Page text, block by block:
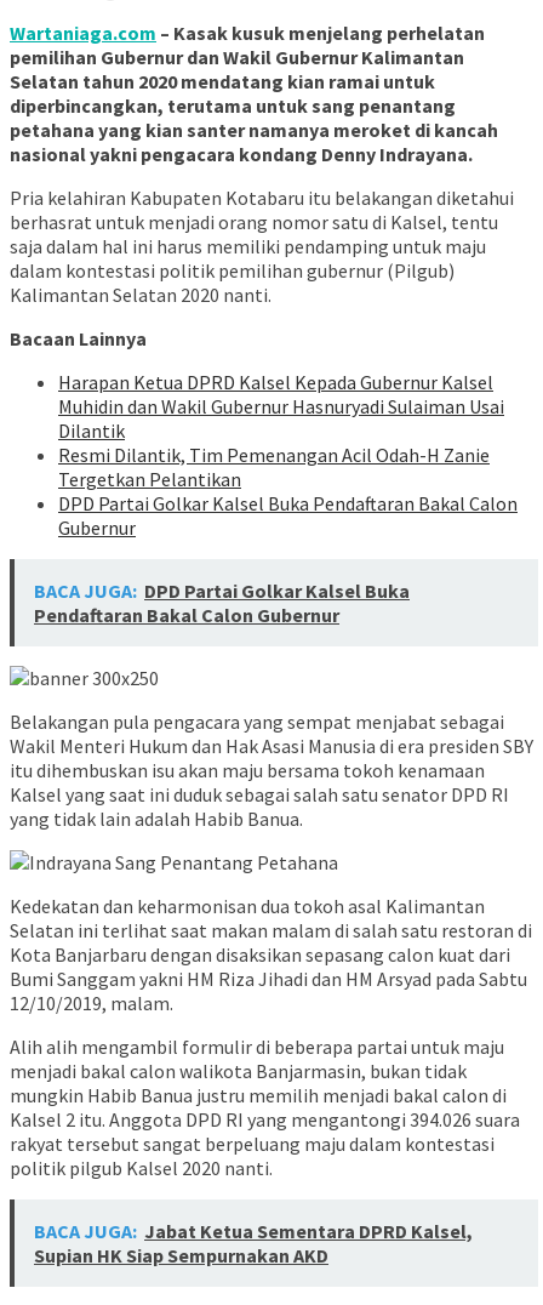
Wartaniaga.com – Kasak kusuk menjelang perhelatan
pemilihan Gubernur dan Wakil Gubernur Kalimantan
Selatan tahun 2020 mendatang kian ramai untuk
diperbincangkan, terutama untuk sang penantang
petahana yang kian santer namanya meroket di kancah
nasional yakni pengacara kondang Denny Indrayana.
Pria kelahiran Kabupaten Kotabaru itu belakangan diketahui
berhasrat untuk menjadi orang nomor satu di Kalsel, tentu
saja dalam hal ini harus memiliki pendamping untuk maju
dalam kontestasi politik pemilihan gubernur (Pilgub)
Kalimantan Selatan 2020 nanti.
Bacaan Lainnya
Harapan Ketua DPRD Kalsel Kepada Gubernur Kalsel
Muhidin dan Wakil Gubernur Hasnuryadi Sulaiman Usai
Dilantik
Resmi Dilantik, Tim Pemenangan Acil Odah-H Zanie
Tergetkan Pelantikan
DPD Partai Golkar Kalsel Buka Pendaftaran Bakal Calon
Gubernur
BACA JUGA: DPD Partai Golkar Kalsel Buka
Pendaftaran Bakal Calon Gubernur
Belakangan pula pengacara yang sempat menjabat sebagai
Wakil Menteri Hukum dan Hak Asasi Manusia di era presiden SBY
itu dihembuskan isu akan maju bersama tokoh kenamaan
Kalsel yang saat ini duduk sebagai salah satu senator DPD RI
yang tidak lain adalah Habib Banua.
Kedekatan dan keharmonisan dua tokoh asal Kalimantan
Selatan ini terlihat saat makan malam di salah satu restoran di
Kota Banjarbaru dengan disaksikan sepasang calon kuat dari
Bumi Sanggam yakni HM Riza Jihadi dan HM Arsyad pada Sabtu
12/10/2019, malam.
Alih alih mengambil formulir di beberapa partai untuk maju
menjadi bakal calon walikota Banjarmasin, bukan tidak
mungkin Habib Banua justru memilih menjadi bakal calon di
Kalsel 2 itu. Anggota DPD RI yang mengantongi 394.026 suara
rakyat tersebut sangat berpeluang maju dalam kontestasi
politik pilgub Kalsel 2020 nanti.
BACA JUGA: Jabat Ketua Sementara DPRD Kalsel,
Supian HK Siap Sempurnakan AKD